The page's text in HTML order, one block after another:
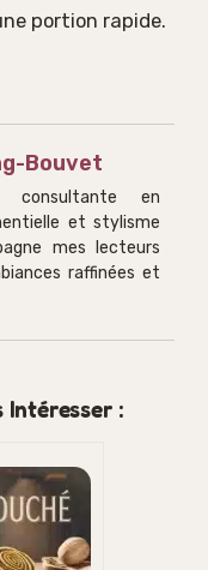
portion rapide.
Bouvet
consultante en
et stylisme
mes lecteurs
raffinées et
: